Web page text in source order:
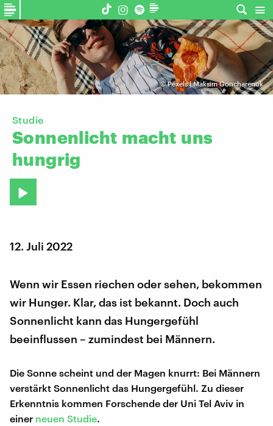
©Pexels | Maksim Goncharenok
Studie
Sonnenlicht macht uns
hungrig
12. Juli 2022
Wenn wir Essen riechen oder sehen, bekommen
wir Hunger. Klar, das ist bekannt. Doch auch
Sonnenlicht kann das Hungergefühl
beeinflussen – zumindest bei Männern.
Die Sonne scheint und der Magen knurrt: Bei Männern
verstärkt Sonnenlicht das Hungergefühl. Zu dieser
Erkenntnis kommen Forschende der Uni Tel Aviv in
einer neuen Studie.